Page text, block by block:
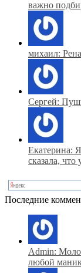
важно
михаил:
Сергей:
Екатерина:
сказала, что
Последние
Admin:
любой